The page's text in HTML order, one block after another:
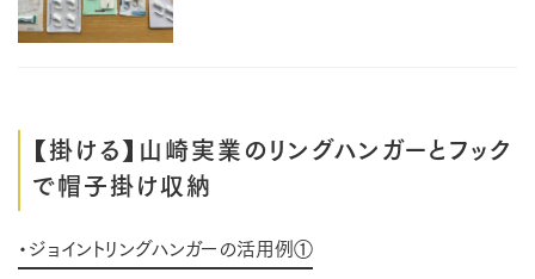
【掛ける】山崎実業のリングハンガーとフック
で帽子掛け収納
・ジョイントリングハンガーの活用例①